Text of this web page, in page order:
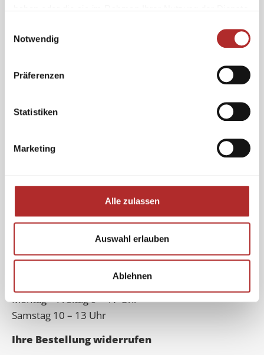
Notwendig
Präferenzen
Statistiken
Marketing
Alle zulassen
Auswahl erlauben
Ablehnen
Raidwangerstr.12
info@granitprofi24.de
Navigation
Kontakt
Datenschutz
Zahlungsarten
Widerrufsbelehrung
AGB
Montag – Freitag 9 – 17 Uhr
Samstag 10 – 13 Uhr
Ihre Bestellung widerrufen